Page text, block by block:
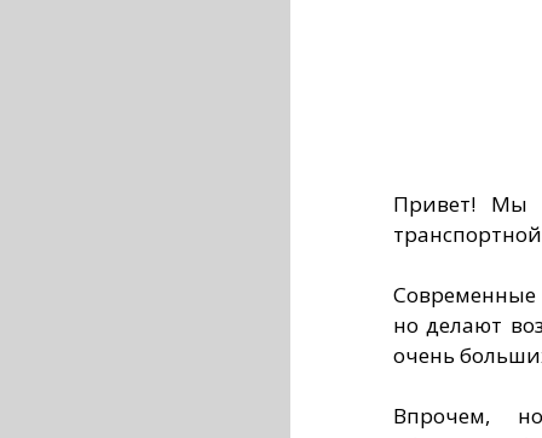
Привет! Мы
но делают
очень
Впрочем,